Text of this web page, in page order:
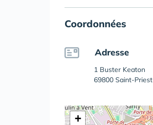
Coordonnées
Adresse
1 Buster Keaton
69800 Saint-Priest
+